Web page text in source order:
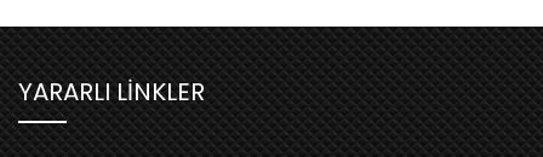
YARARLI LİNKLER